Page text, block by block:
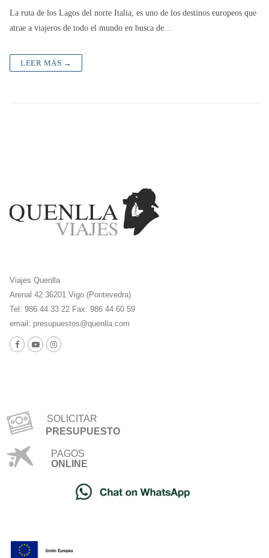
La ruta de los Lagos del norte Italia, es uno de los destinos europeos que
atrae a viajeros de todo el mundo en busca de…
LEER MÁS →
Viajes Quenlla
Arenal 42 36201 Vigo (Pontevedra)
Tel: 986 44 33 22 Fax: 986 44 60 59
email: presupuestos@quenlla.com
SOLICITAR
PRESUPUESTO
PAGOS
ONLINE